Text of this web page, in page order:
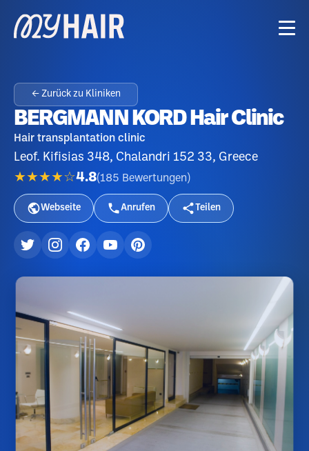
← Zurück zu Kliniken
BERGMANN KORD Hair Clinic
Hair transplantation clinic
Leof. Kifisias 348, Chalandri 152 33, Greece
★★★★☆4.8(185 Bewertungen )
Webseite Anrufen Teilen